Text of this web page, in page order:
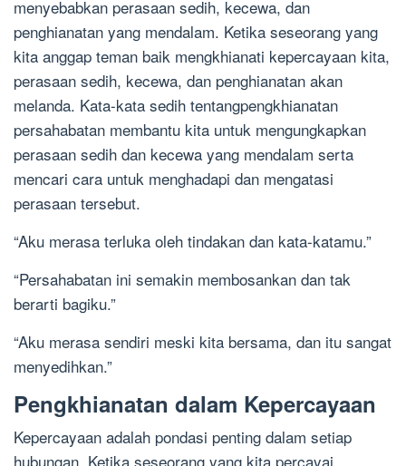
menyebabkan perasaan sedih, kecewa, dan
penghianatan yang mendalam. Ketika seseorang yang
kita anggap teman baik mengkhianati kepercayaan kita,
perasaan sedih, kecewa, dan penghianatan akan
melanda. Kata-kata sedih tentangpengkhianatan
persahabatan membantu kita untuk mengungkapkan
perasaan sedih dan kecewa yang mendalam serta
mencari cara untuk menghadapi dan mengatasi
perasaan tersebut.
“Aku merasa terluka oleh tindakan dan kata-katamu.”
“Persahabatan ini semakin membosankan dan tak
berarti bagiku.”
“Aku merasa sendiri meski kita bersama, dan itu sangat
menyedihkan.”
Pengkhianatan dalam Kepercayaan
Kepercayaan adalah pondasi penting dalam setiap
hubungan. Ketika seseorang yang kita percayai